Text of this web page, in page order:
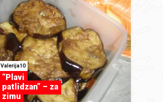
Valerija10
“Plavi
patlidzan” – za
zimu